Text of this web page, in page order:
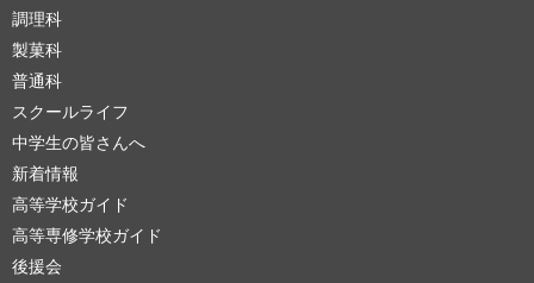
調理科
製菓科
普通科
スクールライフ
中学生の皆さんへ
新着情報
高等学校ガイド
高等専修学校ガイド
後援会